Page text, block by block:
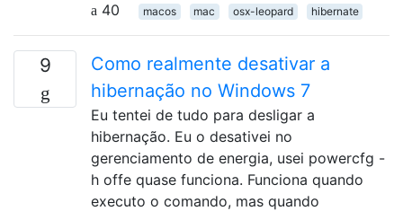
40
macos mac osx-leopard hibernate
9
Como realmente desativar a
hibernação no Windows 7
Eu tentei de tudo para desligar a
hibernação. Eu o desativei no
gerenciamento de energia, usei powercfg -
h offe quase funciona. Funciona quando
executo o comando, mas quando